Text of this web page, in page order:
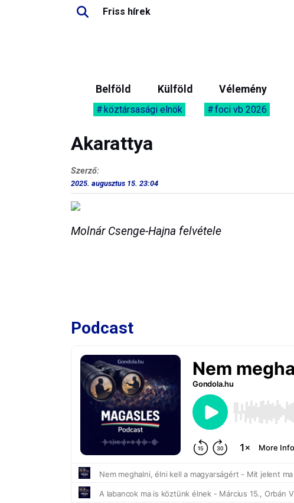
Friss hírek
Belföld Külföld Vélemény
köztársasági elnök foci vb 2026
Akarattya
Szerző:
2025. augusztus 15. 23:04
Molnár Csenge-Hajna felvétele
Podcast